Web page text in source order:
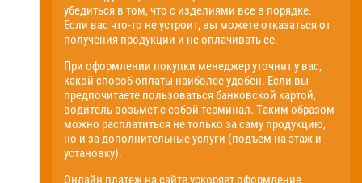
убедиться в том, что с изделиями все в порядке.
Если вас что-то не устроит, вы можете отказаться от
получения продукции и не оплачивать ее.
При оформлении покупки менеджер уточнит у вас,
какой способ оплаты наиболее удобен. Если вы
предпочитаете пользоваться банковской картой,
водитель возьмет с собой терминал. Таким образом
можно расплатиться не только за саму продукцию,
но и за дополнительные услуги (подъем на этаж и
установку).
Онлайн платеж на сайте ускоряет оформление